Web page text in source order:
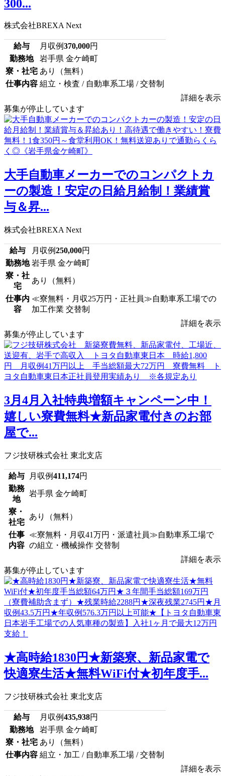
300...
株式会社BREXA Next
給与 月収例370,000円
勤務地
岩手県 金ケ崎町
寮・社宅 あり（無料）
仕事内容 組立・検査 / 自動車系工場 / 交替制
詳細を表示
募集が停止しています
大手自動車メーカーでのコンパクトカ
ーの製造！安定の日給月給制！業績賞
与＆昇...
株式会社BREXA Next
給与 月収例250,000円
勤務地 岩手県 金ケ崎町
寮・社
宅
あり（無料）
仕事内
容
≪寮無料・月収25万円・正社員≫自動車系工場での
加工作業 交替制
詳細を表示
募集が停止しています
3月4月入社特典増額キャンペーン中！
嬉しい寮費無料★新品家電付きのお部
屋で...
フジ技研株式会社 東北支店
給与 月収例411,174円
勤務
地
岩手県 金ケ崎町
寮・
社宅
あり（無料）
仕事
内容
≪寮無料・月収41万円・派遣社員≫自動車系工場で
の組立・機械操作 交替制
詳細を表示
募集が停止しています
★高時給1830円★新築寮、新品家電で
快適寮生活★無料WiFi付★初年度手...
フジ技研株式会社 東北支店
給与 月収例435,938円
勤務地
岩手県 金ケ崎町
寮・社宅 あり（無料）
仕事内容 組立・加工 / 自動車系工場 / 交替制
詳細を表示